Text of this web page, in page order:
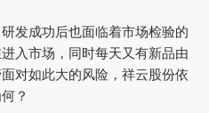
发成功后也面临着市场检验的
入市场，同时每天又有新品由
对如此大的风险，祥云股份依
？